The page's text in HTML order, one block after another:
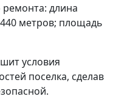
длина
метров; площадь
условия
поселка, сделав